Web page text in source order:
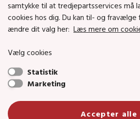
Puljer og tilskud
Nyhedsbreve
Social- og Boligstyrelsens nyheder
Social- og Boligstyrelsen • Tlf.:
sikkermail• EAN-nr.:
samtykke til at tredjepartsservices må
cookies hos dig. Du kan til- og fravælge
ændre dit valg her: Læs mere om
Vælg cookies
Statistik
Marketing
Accepter alle